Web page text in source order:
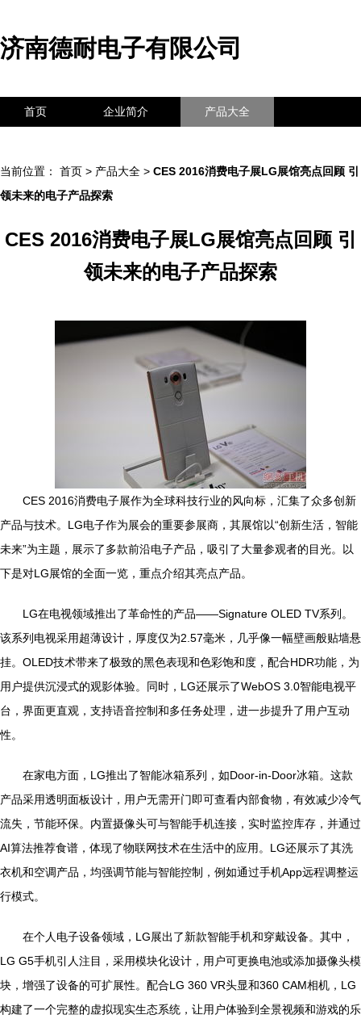
济南德耐电子有限公司
首页 企业简介 产品大全
当前位置： 首页 > 产品大全 > CES 2016消费电子展LG展馆亮点回顾 引
领未来的电子产品探索
CES 2016消费电子展LG展馆亮点回顾 引
领未来的电子产品探索
CES 2016消费电子展作为全球科技行业的风向标，汇集了众多创新
产品与技术。LG电子作为展会的重要参展商，其展馆以“创新生活，智能
未来”为主题，展示了多款前沿电子产品，吸引了大量参观者的目光。以
下是对LG展馆的全面一览，重点介绍其亮点产品。
LG在电视领域推出了革命性的产品——Signature OLED TV系列。
该系列电视采用超薄设计，厚度仅为2.57毫米，几乎像一幅壁画般贴墙悬
挂。OLED技术带来了极致的黑色表现和色彩饱和度，配合HDR功能，为
用户提供沉浸式的观影体验。同时，LG还展示了WebOS 3.0智能电视平
台，界面更直观，支持语音控制和多任务处理，进一步提升了用户互动
性。
在家电方面，LG推出了智能冰箱系列，如Door-in-Door冰箱。这款
产品采用透明面板设计，用户无需开门即可查看内部食物，有效减少冷气
流失，节能环保。内置摄像头可与智能手机连接，实时监控库存，并通过
AI算法推荐食谱，体现了物联网技术在生活中的应用。LG还展示了其洗
衣机和空调产品，均强调节能与智能控制，例如通过手机App远程调整运
行模式。
在个人电子设备领域，LG展出了新款智能手机和穿戴设备。其中，
LG G5手机引人注目，采用模块化设计，用户可更换电池或添加摄像头模
块，增强了设备的可扩展性。配合LG 360 VR头显和360 CAM相机，LG
构建了一个完整的虚拟现实生态系统，让用户体验到全景视频和游戏的乐